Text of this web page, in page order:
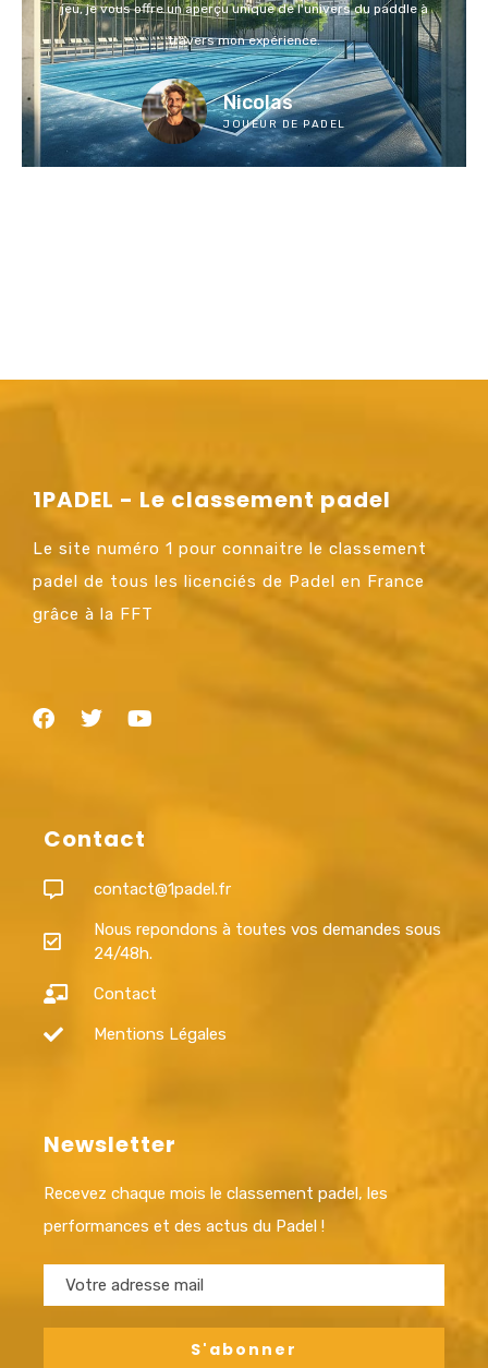
jeu, je vous offre un aperçu unique de l'univers du paddle à
travers mon expérience.
Nicolas
JOUEUR DE PADEL
1PADEL - Le classement padel
Le site numéro 1 pour connaitre le classement
padel de tous les licenciés de Padel en France
grâce à la FFT
Contact
contact@1padel.fr
Nous repondons à toutes vos demandes sous
24/48h.
Contact
Mentions Légales
Newsletter
Recevez chaque mois le classement padel, les
performances et des actus du Padel !